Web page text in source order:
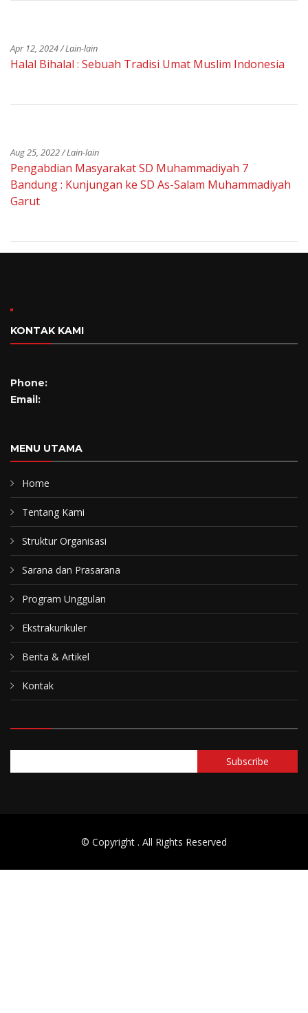
Apr 12, 2024 / Lain-lain
Halal Bihalal : Sebuah Tradisi Umat Muslim Indonesia
Aug 25, 2022 / Lain-lain
Pengabdian Masyarakat SD Muhammadiyah 7
Bandung : Kunjungan ke SD As-Salam Muhammadiyah
Garut
KONTAK KAMI
Phone:
Email:
MENU UTAMA
Home
Tentang Kami
Struktur Organisasi
Sarana dan Prasarana
Program Unggulan
Ekstrakurikuler
Berita & Artikel
Kontak
© Copyright . All Rights Reserved